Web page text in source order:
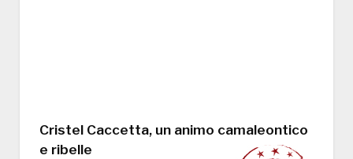
Cristel Caccetta, un animo camaleontico
e ribelle